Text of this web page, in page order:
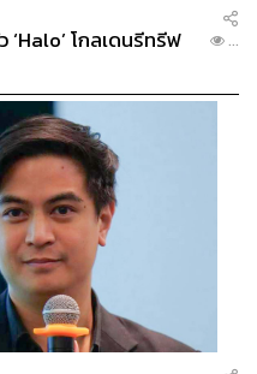
โกลเดนรีทรีฟ
...